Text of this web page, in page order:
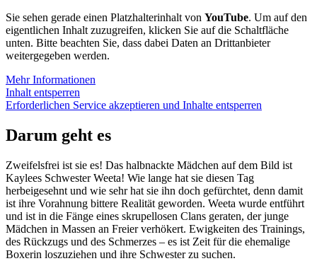
Sie sehen gerade einen Platzhalterinhalt von YouTube. Um auf den
eigentlichen Inhalt zuzugreifen, klicken Sie auf die Schaltfläche
unten. Bitte beachten Sie, dass dabei Daten an Drittanbieter
weitergegeben werden.
Mehr Informationen
Inhalt entsperren
Erforderlichen Service akzeptieren und Inhalte entsperren
Darum geht es
Zweifelsfrei ist sie es! Das halbnackte Mädchen auf dem Bild ist
Kaylees Schwester Weeta! Wie lange hat sie diesen Tag
herbeigesehnt und wie sehr hat sie ihn doch gefürchtet, denn damit
ist ihre Vorahnung bittere Realität geworden. Weeta wurde entführt
und ist in die Fänge eines skrupellosen Clans geraten, der junge
Mädchen in Massen an Freier verhökert. Ewigkeiten des Trainings,
des Rückzugs und des Schmerzes – es ist Zeit für die ehemalige
Boxerin loszuziehen und ihre Schwester zu suchen.